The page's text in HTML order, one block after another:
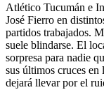
Atlético Tucumán e
José Fierro en
partidos trabajados.
suele blindarse. El
sorpresa para nadie
sus últimos cruces
dejará llevar por el